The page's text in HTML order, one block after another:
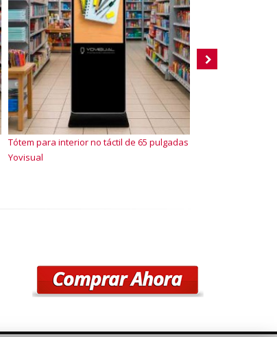
Tótem para interior no táctil de 65 pulgadas
Yovisual